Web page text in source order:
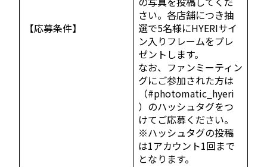
【応募条件】
さい。各店舗につき抽
選で5名様にHYERIサイ
ン入りフレームをプレ
ゼントします。
なお、ファンミーティン
グにご参加された方は
（#photomatic_hyeri
）のハッシュタグをつ
けてご応募ください。
※ハッシュタグの投稿
は1アカウント1回まで
となります。